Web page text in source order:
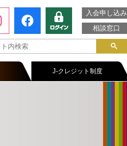
入会申し込み
相談窓口
J-クレジット制度